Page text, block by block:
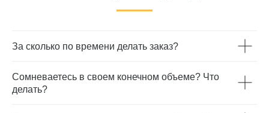
ПЕРВОКЛАССНЫЕ
За сколько по времени делать заказ?
Сомневаетесь в своем конечном объеме? Что
делать?